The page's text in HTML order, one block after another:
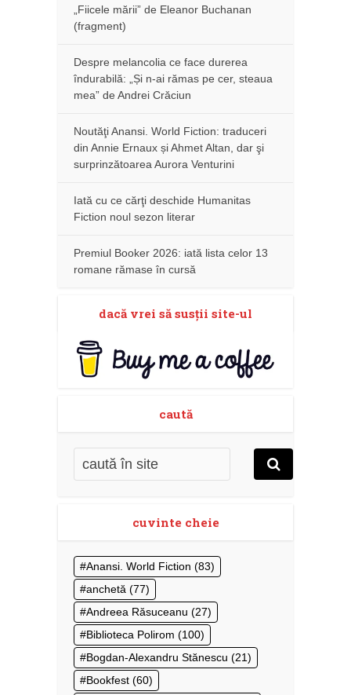
„Fiicele mării” de Eleanor Buchanan
(fragment)
Despre melancolia ce face durerea
îndurabilă: „Și n-ai rămas pe cer, steaua
mea” de Andrei Crăciun
Noutăţi Anansi. World Fiction: traduceri
din Annie Ernaux și Ahmet Altan, dar şi
surprinzătoarea Aurora Venturini
Iată cu ce cărţi deschide Humanitas
Fiction noul sezon literar
Premiul Booker 2026: iată lista celor 13
romane rămase în cursă
dacă vrei să susţii site-ul
caută
cuvinte cheie
Anansi. World Fiction (83)
anchetă (77)
Andreea Răsuceanu (27)
Biblioteca Polirom (100)
Bogdan-Alexandru Stănescu (21)
Bookfest (60)